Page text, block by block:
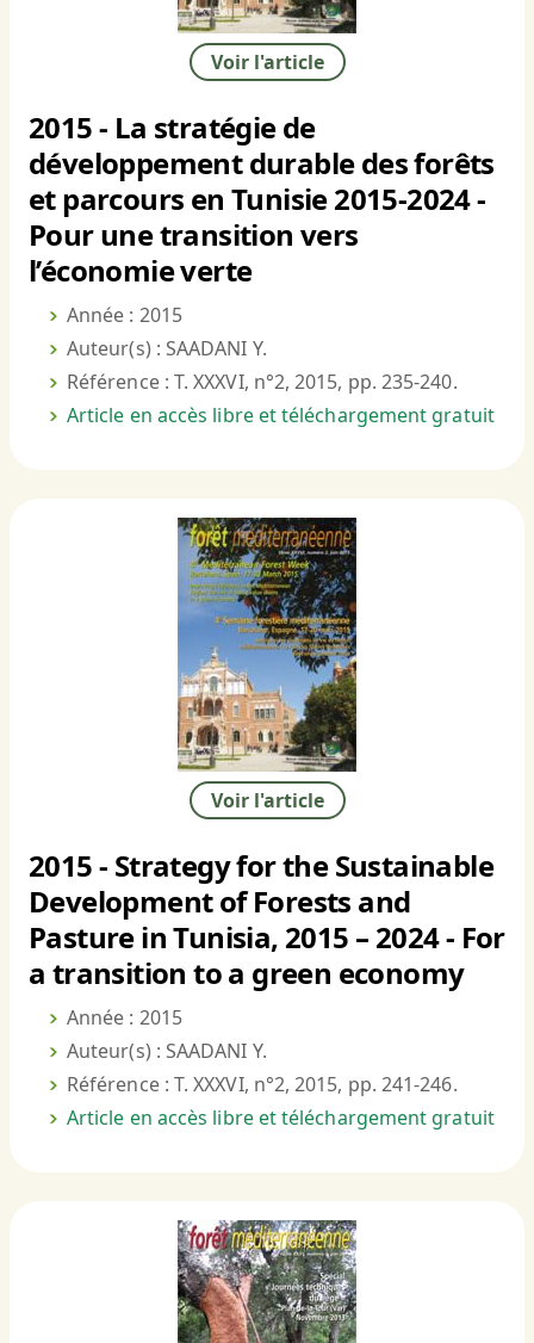
Voir l'article
2015 - La stratégie de
développement durable des forêts
et parcours en Tunisie 2015-2024 -
Pour une transition vers
l’économie verte
Année : 2015
Auteur(s) : SAADANI Y.
Référence : T. XXXVI, n°2, 2015, pp. 235-240.
Article en accès libre et téléchargement gratuit
Voir l'article
2015 - Strategy for the Sustainable
Development of Forests and
Pasture in Tunisia, 2015 – 2024 - For
a transition to a green economy
Année : 2015
Auteur(s) : SAADANI Y.
Référence : T. XXXVI, n°2, 2015, pp. 241-246.
Article en accès libre et téléchargement gratuit